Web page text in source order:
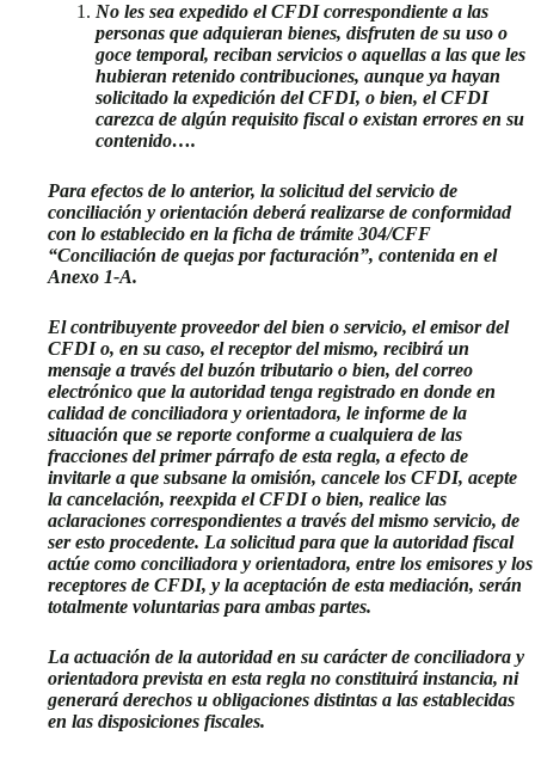
No les sea expedido el CFDI correspondiente a las
personas que adquieran bienes, disfruten de su uso o
goce temporal, reciban servicios o aquellas a las que les
hubieran retenido contribuciones, aunque ya hayan
solicitado la expedición del CFDI, o bien, el CFDI
carezca de algún requisito fiscal o existan errores en su
contenido….
Para efectos de lo anterior, la solicitud del servicio de
conciliación y orientación deberá realizarse de conformidad
con lo establecido en la ficha de trámite 304/CFF
“Conciliación de quejas por facturación”, contenida en el
Anexo 1-A.
El contribuyente proveedor del bien o servicio, el emisor del
CFDI o, en su caso, el receptor del mismo, recibirá un
mensaje a través del buzón tributario o bien, del correo
electrónico que la autoridad tenga registrado en donde en
calidad de conciliadora y orientadora, le informe de la
situación que se reporte conforme a cualquiera de las
fracciones del primer párrafo de esta regla, a efecto de
invitarle a que subsane la omisión, cancele los CFDI, acepte
la cancelación, reexpida el CFDI o bien, realice las
aclaraciones correspondientes a través del mismo servicio, de
ser esto procedente. La solicitud para que la autoridad fiscal
actúe como conciliadora y orientadora, entre los emisores y los
receptores de CFDI, y la aceptación de esta mediación, serán
totalmente voluntarias para ambas partes.
La actuación de la autoridad en su carácter de conciliadora y
orientadora prevista en esta regla no constituirá instancia, ni
generará derechos u obligaciones distintas a las establecidas
en las disposiciones fiscales.